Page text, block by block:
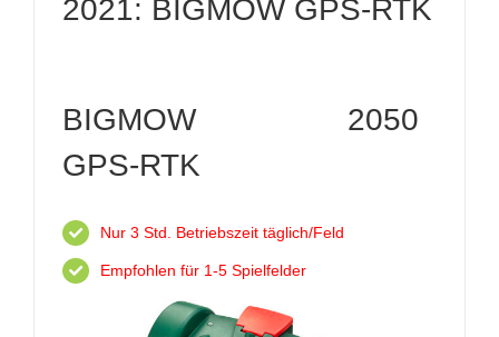
2021: BIGMOW GPS-RTK
BIGMOW 2050
GPS-RTK
Nur 3 Std. Betriebszeit täglich/Feld
Empfohlen für 1-5 Spielfelder